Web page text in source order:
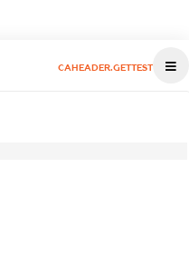
CAHEADER.GETTEST